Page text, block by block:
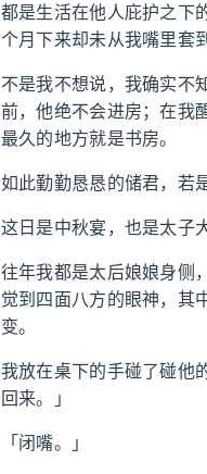
都是生活在他人庇护之下
个月下来却未从我嘴里套
不是我不想说，我确实不
前，他绝不会进房；在我
最久的地方就是书房。
如此勤勤恳恳的储君，若
这日是中秋宴，也是太子
往年我都是太后娘娘身侧
觉到四面八方的眼神，其
变。
我放在桌下的手碰了碰他
回来。」
「闭嘴。」